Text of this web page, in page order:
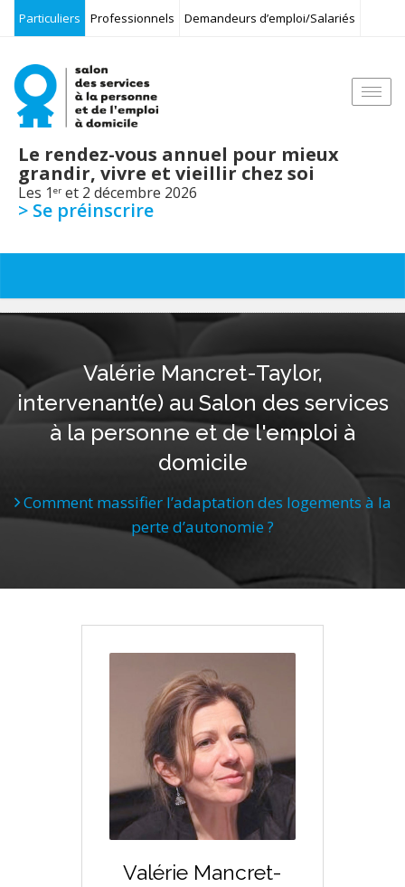
Particuliers Professionnels Demandeurs d’emploi/Salariés
Le rendez-vous annuel pour mieux
grandir, vivre et vieillir chez soi
Les 1 er et 2 décembre 2026
> Se préinscrire
Valérie Mancret-Taylor,
intervenant(e) au Salon des services
à la personne et de l'emploi à
domicile
Comment massifier l’adaptation des logements à la
perte d’autonomie ?
Valérie Mancret-